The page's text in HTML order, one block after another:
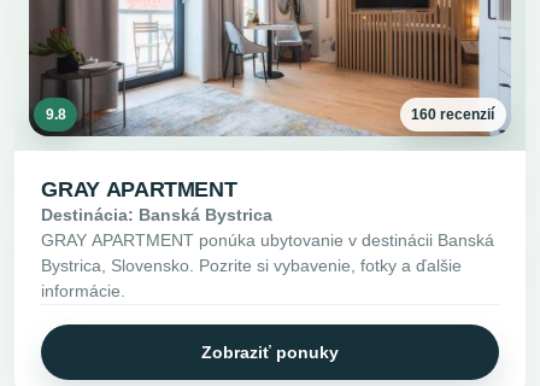
9.8 160 recenzií
GRAY APARTMENT
Destinácia: Banská Bystrica
GRAY APARTMENT ponúka ubytovanie v destinácii Banská
Bystrica, Slovensko. Pozrite si vybavenie, fotky a ďalšie
informácie.
Zobraziť ponuky